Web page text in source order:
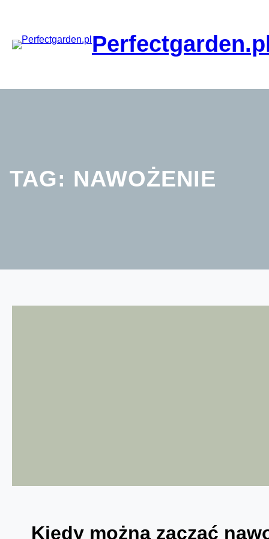
Perfectgarden.pl
TAG: NAWOŻENIE
Kiedy można zacząć